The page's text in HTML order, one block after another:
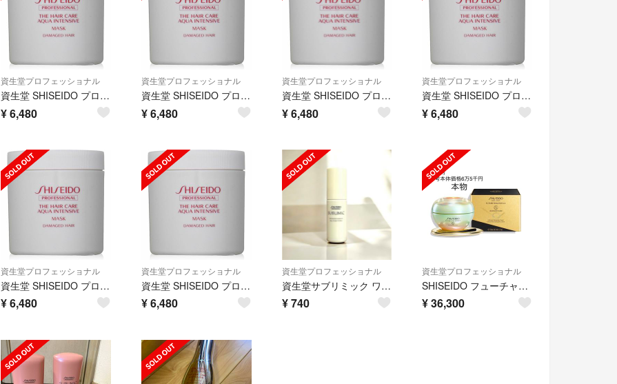
資生堂プロフェッショナル
資生堂 SHISEIDO プロフェッショナル アクアインテンシブ マスク
¥6,480
資生堂プロフェッショナル
資生堂 SHISEIDO プロフェッショナル アクアインテンシブ マスク
¥6,480
資生堂プロフェッショナル
資生堂 SHISEIDO プロフェッショナル アクアインテンシブ マスク
¥6,480
資生堂プロフェッショナル
資生堂 SHISEIDO プロフェッショナル アクアインテンシブ マスク
¥6,480
資生堂プロフェッショナル
資生堂 SHISEIDO プロフェッショナル アクアインテンシブ マスク
¥6,480
資生堂プロフェッショナル
資生堂 SHISEIDO プロフェッショナル アクアインテンシブ マスク
¥6,480
資生堂プロフェッショナル
資生堂サブリミック ワンダーシールドa 25mL
¥740
資生堂プロフェッショナル
SHISEIDO フューチャーソリューション LXレジェンダリーEN クリーム
¥36,300